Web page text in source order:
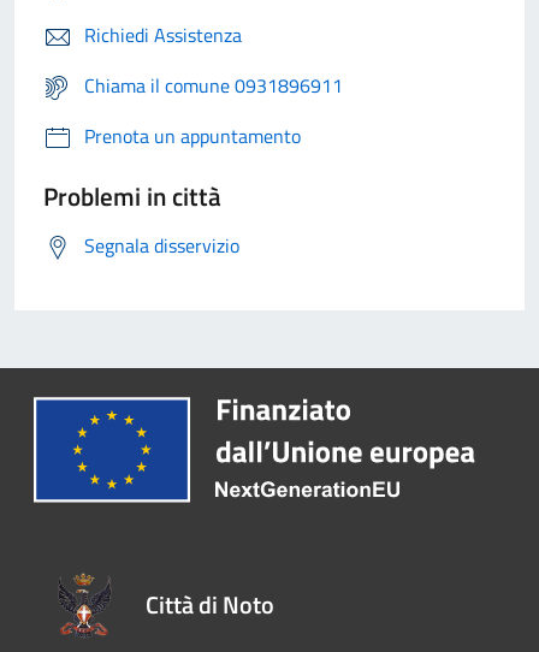
Richiedi Assistenza
Chiama il comune 0931896911
Prenota un appuntamento
Problemi in città
Segnala disservizio
Città di Noto